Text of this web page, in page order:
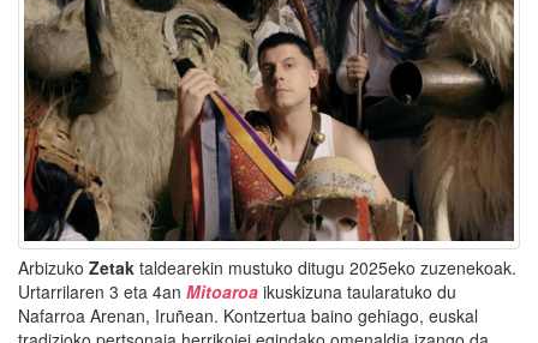
Arbizuko Zetak taldearekin mustuko ditugu 2025eko zuzenekoak.
Urtarrilaren 3 eta 4an Mitoaroa ikuskizuna taularatuko du
Nafarroa Arenan, Iruñean. Kontzertua baino gehiago, euskal